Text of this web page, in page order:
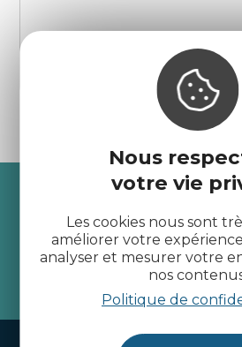
Nous
votre vie
Les cookies nous sont
améliorer votre
analyser et mesurer votre
nos
Politique de
Recevez
Côtes
je m'abonne